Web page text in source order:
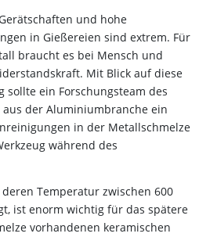
und hohe
in Gießereien sind extrem. Für
braucht es bei Mensch und
Mit Blick auf diese
ein Forschungsteam des
aus der Aluminiumbranche ein
in der Metallschmelze
während des
Temperatur zwischen 600
ist enorm wichtig für das spätere
vorhandenen keramischen